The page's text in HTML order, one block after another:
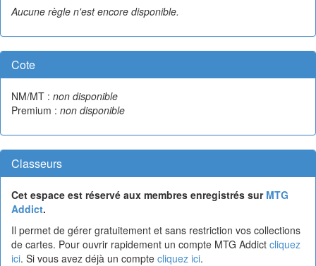
Aucune règle n'est encore disponible.
Cote
NM/MT : non disponible
Premium : non disponible
Classeurs
Cet espace est réservé aux membres enregistrés sur MTG
Addict.
Il permet de gérer gratuitement et sans restriction vos collections
de cartes. Pour ouvrir rapidement un compte MTG Addict cliquez
ici. Si vous avez déjà un compte cliquez ici.